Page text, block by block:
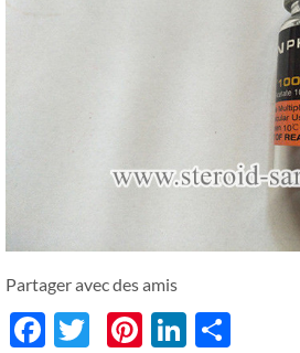
Partager avec des amis
Facebook
Twitter
Pinterest
LinkedIn